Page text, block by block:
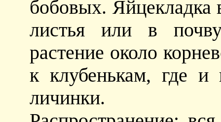
бобовых.
листья или в
растение около
к клубенькам, где
личинки.